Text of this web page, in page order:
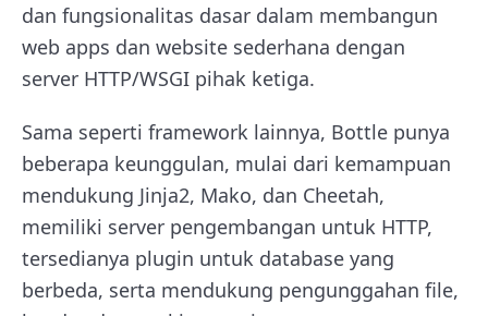
dan fungsionalitas dasar dalam membangun
web apps dan website sederhana dengan
server HTTP/WSGI pihak ketiga.
Sama seperti framework lainnya, Bottle punya
beberapa keunggulan, mulai dari kemampuan
mendukung Jinja2, Mako, dan Cheetah,
memiliki server pengembangan untuk HTTP,
tersedianya plugin untuk database yang
berbeda, serta mendukung pengunggahan file,